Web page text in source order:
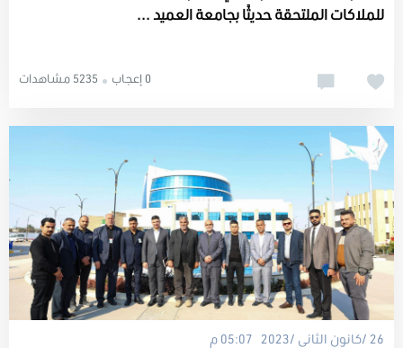
للملاكات الملتحقة حديثًا بجامعة العميد ...
5235 مشاهدات 0 إعجاب
26 /كانون الثاني /2023 05:07 م